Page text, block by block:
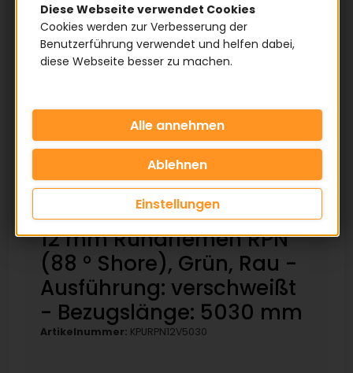
12 mm Rundriemen RPN
(88 ° Shore), Grün, Rau -
Ausführung: verschweißt
- Bezugslänge: 5030 mm
Artikelnummer: KPURPN12V5030
Diese Webseite verwendet Cookies
Cookies werden zur Verbesserung der
Benutzerführung verwendet und helfen dabei,
diese Webseite besser zu machen.
Einstellungen